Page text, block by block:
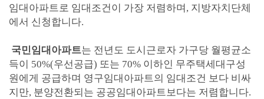
임대아파트로 임대조건이 가장 저렴하며, 지방자치단체
에서 신청합니다.
국민임대아파트는 전년도 도시근로자 가구당 월평균소
득이 50%(우선공급) 또는 70% 이하인 무주택세대구성
원에게 공급하며 영구임대아파트의 임대조건 보다 비싸
지만, 분양전환되는 공공임대아파트보다는 저렴합니다.